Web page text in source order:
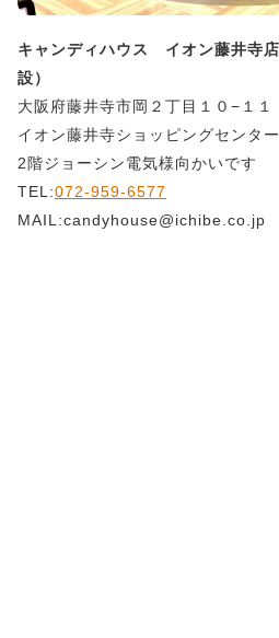
キャンディハウス イオン藤井寺
設）
大阪府藤井寺市岡２丁目１０−１１
イオン藤井寺ショッピングセンタ
2階ジョーシン電気様向かいです
TEL:072-959-6577
MAIL:candyhouse@ichibe.co.jp